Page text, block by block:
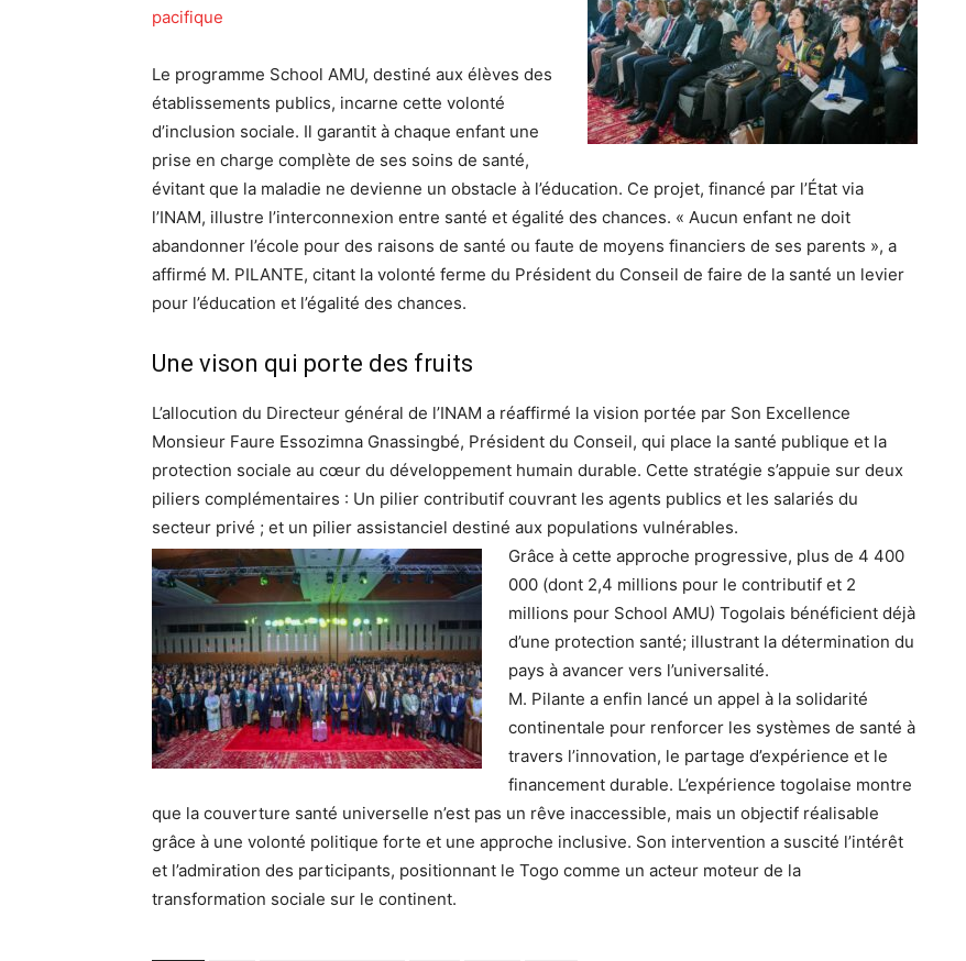
pacifique
Le programme School AMU, destiné aux élèves des
établissements publics, incarne cette volonté
d’inclusion sociale. Il garantit à chaque enfant une
prise en charge complète de ses soins de santé,
évitant que la maladie ne devienne un obstacle à l’éducation. Ce projet, financé par l’État via
l’INAM, illustre l’interconnexion entre santé et égalité des chances. « Aucun enfant ne doit
abandonner l’école pour des raisons de santé ou faute de moyens financiers de ses parents », a
affirmé M. PILANTE, citant la volonté ferme du Président du Conseil de faire de la santé un levier
pour l’éducation et l’égalité des chances.
Une vison qui porte des fruits
L’allocution du Directeur général de l’INAM a réaffirmé la vision portée par Son Excellence
Monsieur Faure Essozimna Gnassingbé, Président du Conseil, qui place la santé publique et la
protection sociale au cœur du développement humain durable. Cette stratégie s’appuie sur deux
piliers complémentaires : Un pilier contributif couvrant les agents publics et les salariés du
secteur privé ; et un pilier assistanciel destiné aux populations vulnérables.
Grâce à cette approche progressive, plus de 4 400
000 (dont 2,4 millions pour le contributif et 2
millions pour School AMU) Togolais bénéficient déjà
d’une protection santé; illustrant la détermination du
pays à avancer vers l’universalité.
M. Pilante a enfin lancé un appel à la solidarité
continentale pour renforcer les systèmes de santé à
travers l’innovation, le partage d’expérience et le
financement durable. L’expérience togolaise montre
que la couverture santé universelle n’est pas un rêve inaccessible, mais un objectif réalisable
grâce à une volonté politique forte et une approche inclusive. Son intervention a suscité l’intérêt
et l’admiration des participants, positionnant le Togo comme un acteur moteur de la
transformation sociale sur le continent.